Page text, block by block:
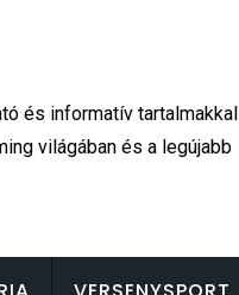
és informatív tartalmakkal
világában és a legújabb